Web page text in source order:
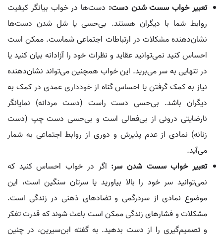
تعبیر خواب سست شدن دست: دست‌ها در خواب بیانگر کیفیت
روابط شما با دیگران هستند. بی‌حسی یا شل شدن دست‌ها
نشان‌دهنده مشکلات در ارتباطات اجتماعی شماست. ممکن است
احساس کنید نمی‌توانید عقاید و نظرات خود را آزادانه بیان کنید یا
در تنهایی به سر می‌برید. این خواب همچنین می‌تواند نشان‌دهنده
نیاز به کمک گرفتن یا احساس گناه از خودداری عمدی در کمک به
دیگران باشد. بی‌حسی دست راست (دست مردانه) نمایانگر
نارضایتی درونی از بی‌فعالی است و بی‌حسی دست چپ (دست
زنانه) نمادی از عدم پذیرش و دوری از روابط اجتماعی به شمار
می‌آید.
تعبیر خواب سست شدن سر: اگر در خواب احساس کنید که
نمی‌توانید سر خود را بالا بیاورید یا سرتان سنگین است، این
موضوع نمادی از سردرگمی و تضادهای ذهنی در زندگی است.
مشکلات و فشارهای زندگی ممکن است باعث شوند که قدرت تفکر
و تصمیم‌گیری را از دست بدهید. به گفته ابن‌سیرین، در چنین